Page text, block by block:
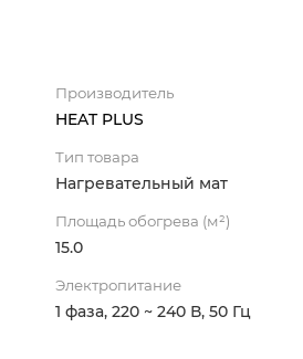
Производитель
HEAT PLUS
Тип товара
Нагревательный мат
Площадь обогрева (м²)
15.0
Электропитание
1 фаза, 220 ~ 240 В, 50 Гц